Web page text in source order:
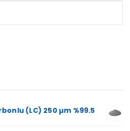
(LC) 250 µm %99.5